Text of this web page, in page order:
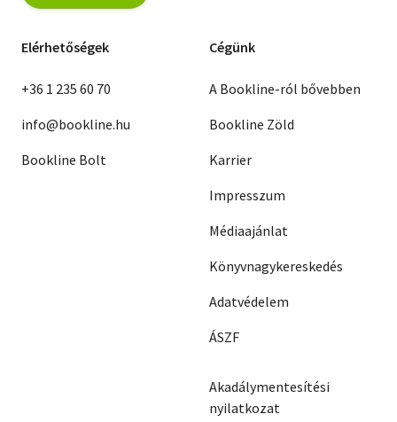
Elérhetőségek
+36 1 235 60 70
info@bookline.hu
Bookline Bolt
Cégünk
A Bookline-ról bővebben
Bookline Zöld
Karrier
Impresszum
Médiaajánlat
Könyvnagykereskedés
Adatvédelem
ÁSZF
Akadálymentesítési
nyilatkozat